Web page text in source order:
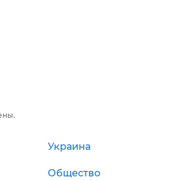
Украина
Общество